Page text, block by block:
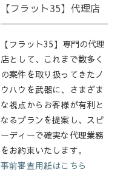
【フラット35】代理店
【フラット35】専門の代理
店として、これまで数多く
の案件を取り扱ってきたノ
ウハウを武器に、さまざま
な視点からお客様が有利と
なるプランを提案し、スピ
ーディーで確実な代理業務
をお約束いたします。
事前審査用紙はこちら